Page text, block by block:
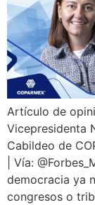
Artículo de
Vicepresidenta
Cabildeo de
| Vía:
democracia ya
congresos o